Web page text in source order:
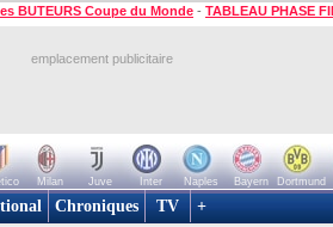
BUTEURS Coupe du Monde - TABLEAU PHASE
emplacement publicitaire
Milan Juve Inter Naples Bayern
Dortmund
Chroniques TV +